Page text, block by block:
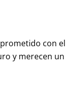
con el
y merecen un